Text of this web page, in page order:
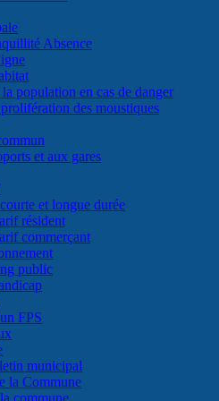
Absence
population en cas de danger
des moustiques
et aux gares
et longue durée
résident
commerçant
public
FPS
municipal
la Commune
commune